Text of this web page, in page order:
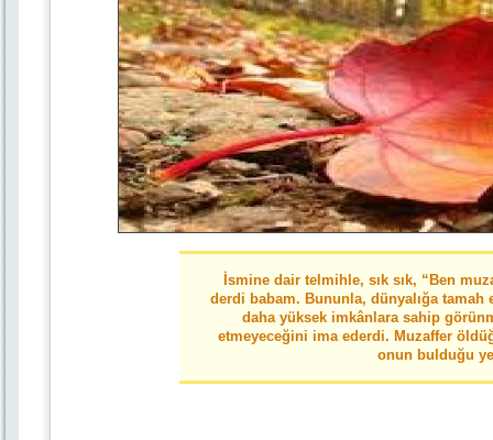
İsmine dair telmihle, sık sık, “Ben
derdi babam. Bununla, dünyalığa tamah
daha yüksek imkânlara sahip
etmeyeceğini ima ederdi. Muzaffer
onun bulduğu